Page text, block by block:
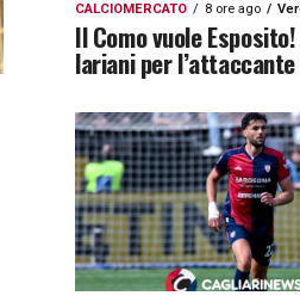
CALCIOMERCATO 8 ore ago
Il Como vuole
lariani per